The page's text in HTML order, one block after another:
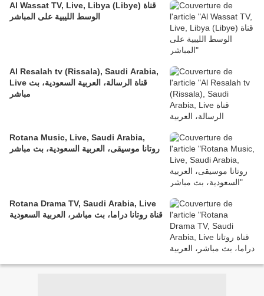
Al Wassat TV, Live, Libya (Libye) قناة
الوسط الليبية على المباشر
Al Resalah tv (Rissala), Saudi Arabia,
Live قناة الرسالة، العربية السعودية، بث
مباشر
Rotana Music, Live, Saudi Arabia,
روتانا موسيقى، العربية السعودية، بث مباشر
Rotana Drama TV, Saudi Arabia, Live
قناة روتانا دراما، بث مباشر، العربية السعودية